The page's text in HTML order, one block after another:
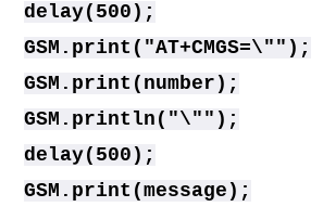
delay(500);
GSM.print("AT+CMGS=\"");
GSM.print(number);
GSM.println("\"");
delay(500);
GSM.print(message);